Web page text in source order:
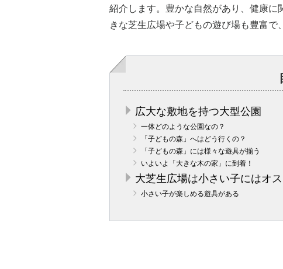
紹介します。豊かな自然があり、健康
きな芝生広場や子どもの遊び場も豊富で
広大な敷地を持つ大型公園
一体どのような公園なの？
「子どもの森」へはどう行くの？
「子どもの森」には様々な遊具が揃う
いよいよ「大きな木の家」に到着！
大芝生広場は小さい子にはオ
小さい子が楽しめる遊具がある